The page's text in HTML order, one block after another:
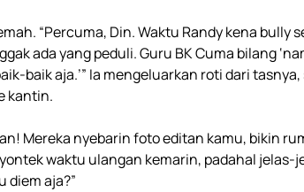
“Percuma, Din. Waktu Randy kena bully
ada yang peduli. Guru BK Cuma bilang
baik aja.’” Ia mengeluarkan roti dari
kantin.
Mereka nyebarin foto editan kamu, bikin
waktu ulangan kemarin, padahal jelas-
diem aja?”